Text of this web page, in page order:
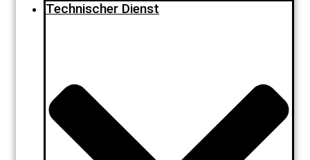
Technischer Dienst